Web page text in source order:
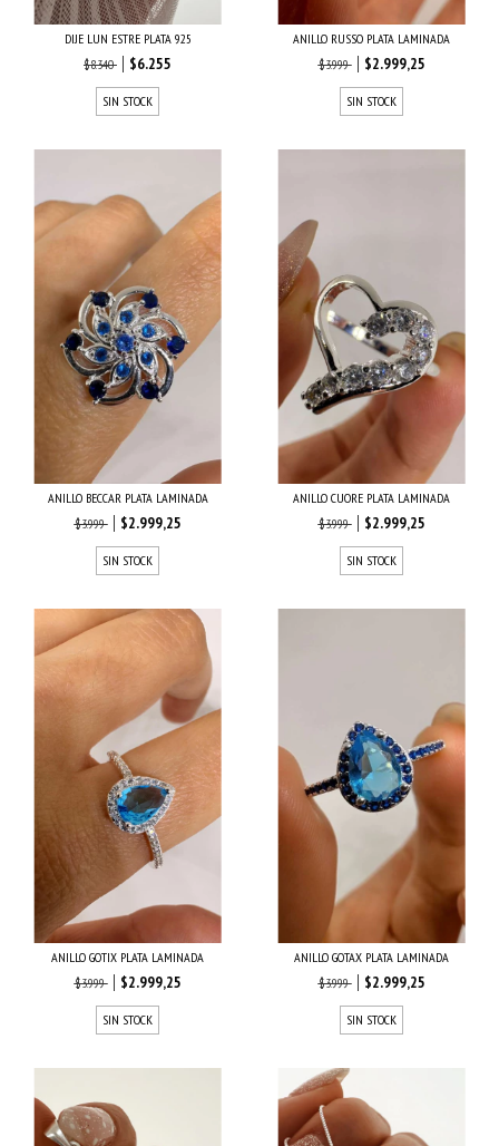
DIJE LUN ESTRE PLATA 925
$8.340
$6.255
SIN STOCK
ANILLO RUSSO PLATA LAMINADA
$3.999
$2.999,25
SIN STOCK
ANILLO BECCAR PLATA LAMINADA
$3.999
$2.999,25
SIN STOCK
ANILLO CUORE PLATA LAMINADA
$3.999
$2.999,25
SIN STOCK
ANILLO GOTIX PLATA LAMINADA
$3.999
$2.999,25
SIN STOCK
ANILLO GOTAX PLATA LAMINADA
$3.999
$2.999,25
SIN STOCK